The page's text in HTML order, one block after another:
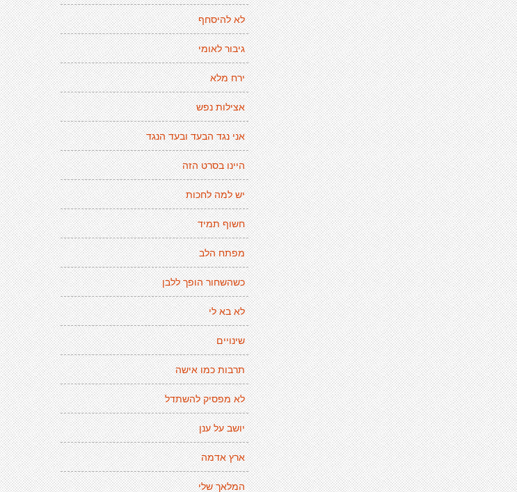
לא להיסחף
גיבור לאומי
ירח מלא
אצילות נפש
אני נגד הבעד ובעד הנגד
היינו בסרט הזה
יש למה לחכות
חשוף תמיד
מפתח הלב
כשהשחור הופך ללבן
לא בא לי
שינויים
תרבות כמו אישה
לא מפסיק להשתדל
יושב על ענן
ארץ אדמה
המלאך שלי